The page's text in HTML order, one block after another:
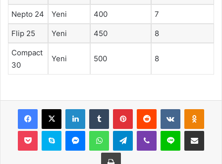
Nepto 24 Yeni 400 7
Flip 25 Yeni 450 8
Compact
30
Yeni 500 8
Facebook
X LinkedInTumblr PinterestReddit VKontakte
Pocket Skype MessengerWhatsAppTelegramViber Line E-Posta ile
Yazdır